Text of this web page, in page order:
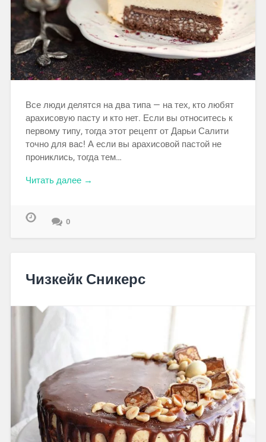
Все люди делятся на два типа — на тех, кто любят
арахисовую пасту и кто нет. Если вы относитесь к
первому типу, тогда этот рецепт от Дарьи Салити
точно для вас! А если вы арахисовой пастой не
прониклись, тогда тем…
Читать далее →
0
Чизкейк Сникерс